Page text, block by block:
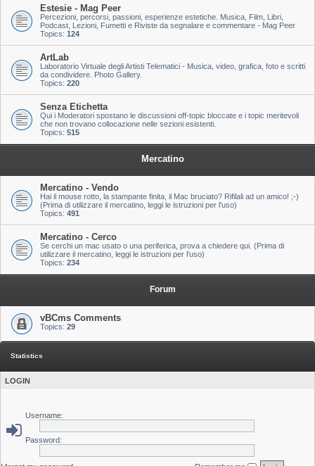
Estesie - Mag Peer
Percezioni, percorsi, passioni, esperienze estetiche. Musica, Film, Libri,
Podcast, Lezioni, Fumetti e Riviste da segnalare e commentare - Mag Peer
Topics: 124
ArtLab
Laboratorio Virtuale degli Artisti Telematici - Musica, video, grafica, foto e scritti
da condividere. Photo Gallery.
Topics: 220
Senza Etichetta
Qui i Moderatori spostano le discussioni off-topic bloccate e i topic meritevoli
che non trovano collocazione nelle sezioni esistenti.
Topics: 515
Mercatino
Mercatino - Vendo
Hai il mouse rotto, la stampante finita, il Mac bruciato? Rifilali ad un amico! ;-)
(Prima di utilizzare il mercatino, leggi le istruzioni per l'uso)
Topics: 491
Mercatino - Cerco
Se cerchi un mac usato o una periferica, prova a chiedere qui. (Prima di
utilizzare il mercatino, leggi le istruzioni per l'uso)
Topics: 234
Forum
vBCms Comments
Topics: 29
Statistics
LOGIN
Username:
Password: